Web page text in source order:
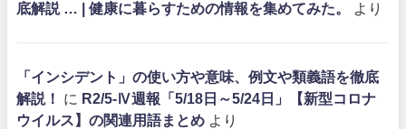
底解説 … | 健康に暮らすための情報を集めてみた。
より
「インシデント」の使い方や意味、例文や類義語を徹底
解説！
に R2/5-Ⅳ週報「5/18日～5/24日」【新型コロナ
ウイルス】の関連用語まとめ より